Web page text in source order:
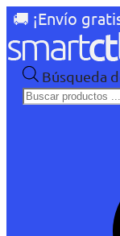
🚚 ¡Envío
Búsqueda